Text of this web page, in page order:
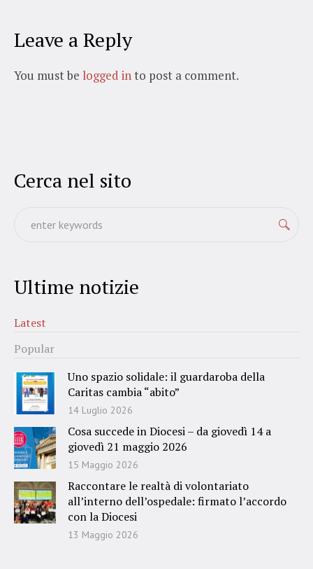
Leave a Reply
You must be logged into post a comment.
Cerca nel sito
Ultime notizie
Latest
Popular
Uno spazio solidale: il guardaroba della
Caritas cambia “abito”
14 Luglio 2026
Cosa succede in Diocesi – da giovedì 14 a
giovedì 21 maggio 2026
15 Maggio 2026
Raccontare le realtà di volontariato
all’interno dell’ospedale: firmato l’accordo
con la Diocesi
13 Maggio 2026